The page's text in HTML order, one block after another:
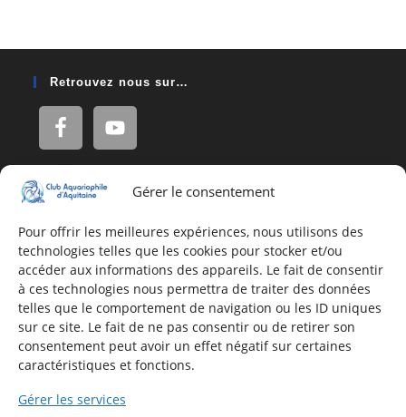
Gérer le consentement
Pour offrir les meilleures expériences, nous utilisons des
technologies telles que les cookies pour stocker et/ou
accéder aux informations des appareils. Le fait de consentir
à ces technologies nous permettra de traiter des données
telles que le comportement de navigation ou les ID uniques
sur ce site. Le fait de ne pas consentir ou de retirer son
consentement peut avoir un effet négatif sur certaines
caractéristiques et fonctions.
Gérer les services
Retrouvez nous sur…
Adresse
16, Rue Léon Blum
33140 Villenave d'Ornon
Nous contacter
Formulaire de contact
E-mail